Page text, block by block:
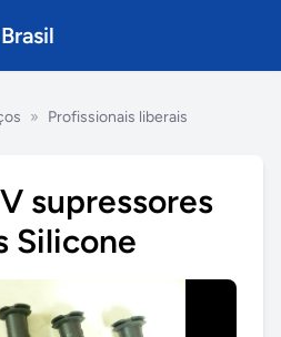
» Profissionais liberais
supressores
Silicone